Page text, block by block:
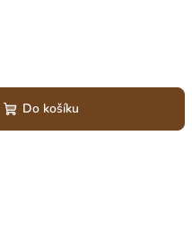
Do košíku